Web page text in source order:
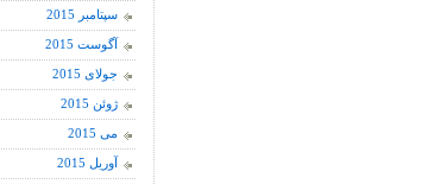
سپتامبر 2015
آگوست 2015
جولای 2015
ژوئن 2015
می 2015
آوریل 2015